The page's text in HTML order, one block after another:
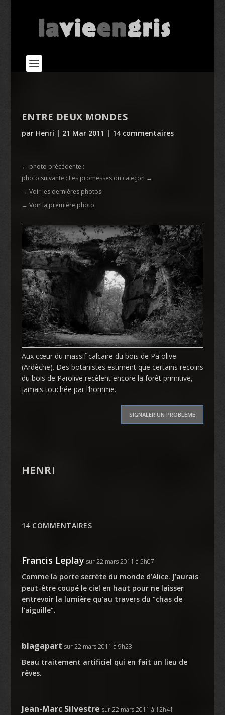
ENTRE DEUX MONDES
par Henri | 21 Mar 2011 | 14 commentaires
← photo précédente :
photo suivante : Les promesses du caleçon →
→ Voir les dernières photos
→ Voir la première photo
Aux cœur du massif calcaire du bois de Païolive
(Ardèche). Des botanistes estiment que certains recoins
du bois de Païolive recèlent encore la forêt primitive,
jamais touchée par l’homme.
SIGNALER UN PROBLÈME
HENRI
14 COMMENTAIRES
Francis Leplay sur 22 mars 2011 à 5h07
Comme la porte secrète du monde d’Alice. J’aurais
peut-être coupé le ciel en haut pour ne laisser
entrevoir la lumière qu’au travers du “chas de
l’aiguille”.
blagapart sur 22 mars 2011 à 9h28
Beau traitement artificiel qui en fait un lieu de
rêves.
Jean-Marc Silvestre sur 22 mars 2011 à 12h41